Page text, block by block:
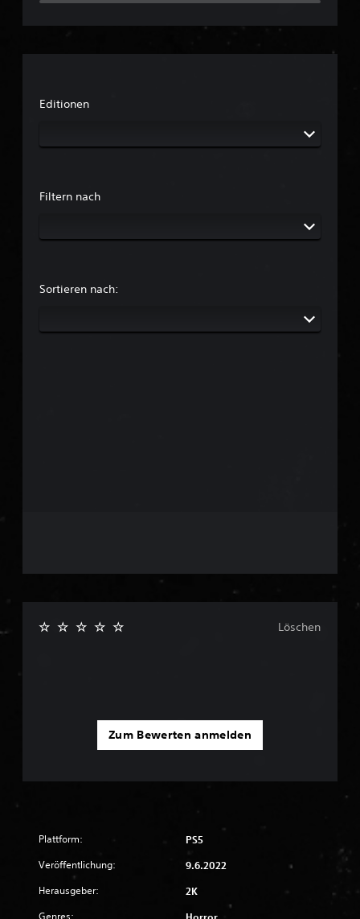
Editionen
Filtern nach
Sortieren nach:
Zum Bewerten anmelden
Löschen
Plattform: PS5
Veröffentlichung: 9.6.2022
Herausgeber: 2K